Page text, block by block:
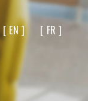
[ EN ] [ FR ]